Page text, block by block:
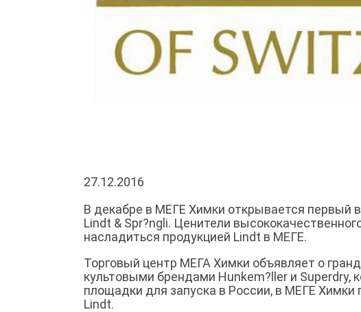
27.12.2016
В декабре в МЕГЕ Химки открывается первый
Lindt & Spr?ngli. Ценители
насладиться продукцией Lindt в МЕГЕ.
Торговый центр МЕГА Химки объявляет о
культовыми брендами Hunkem?ller и
площадки для запуска в России, в МЕГЕ
Lindt.